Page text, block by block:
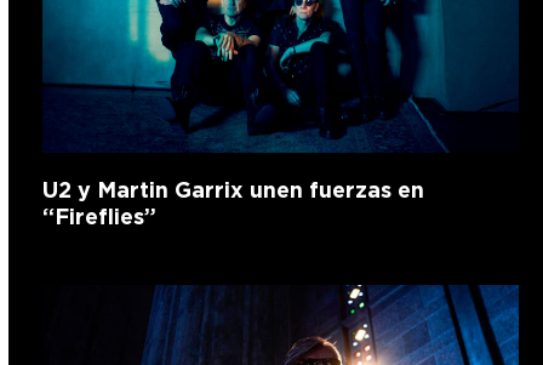
U2 y Martin Garrix unen fuerzas en
“Fireflies”